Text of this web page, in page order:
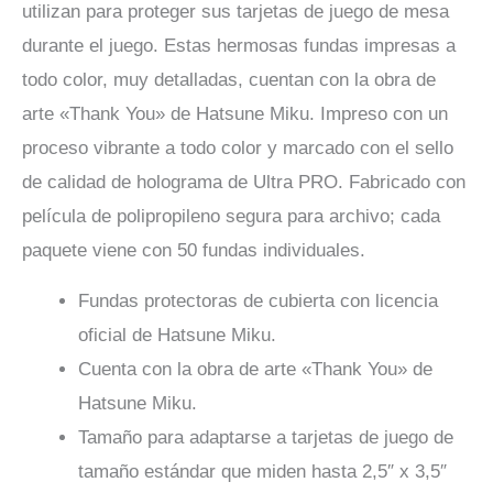
utilizan para proteger sus tarjetas de juego de mesa
durante el juego. Estas hermosas fundas impresas a
todo color, muy detalladas, cuentan con la obra de
arte «Thank You» de Hatsune Miku. Impreso con un
proceso vibrante a todo color y marcado con el sello
de calidad de holograma de Ultra PRO. Fabricado con
película de polipropileno segura para archivo; cada
paquete viene con 50 fundas individuales.
Fundas protectoras de cubierta con licencia
oficial de Hatsune Miku.
Cuenta con la obra de arte «Thank You» de
Hatsune Miku.
Tamaño para adaptarse a tarjetas de juego de
tamaño estándar que miden hasta 2,5″ x 3,5″